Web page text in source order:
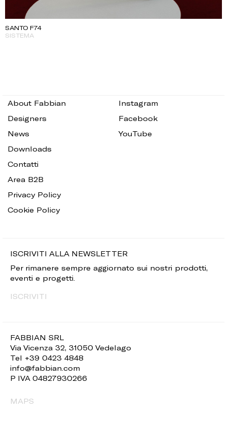
SANTO F74
SISTEMA
FABBIAN SRL
Via Vicenza 32, 31050 Vedelago
Tel +39 0423 4848
info@fabbian.com
P IVA 04827930266
MAPS
About Fabbian
Designers
News
Downloads
Contatti
Area B2B
Privacy Policy
Cookie Policy
Instagram
Facebook
YouTube
ISCRIVITI ALLA NEWSLETTER
Per rimanere sempre aggiornato sui nostri prodotti,
eventi e progetti.
ISCRIVITI